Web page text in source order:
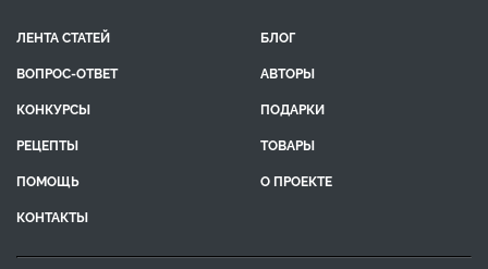
ЛЕНТА СТАТЕЙ
БЛОГ
ВОПРОС-ОТВЕТ
АВТОРЫ
КОНКУРСЫ
ПОДАРКИ
РЕЦЕПТЫ
ТОВАРЫ
ПОМОЩЬ
О ПРОЕКТЕ
КОНТАКТЫ